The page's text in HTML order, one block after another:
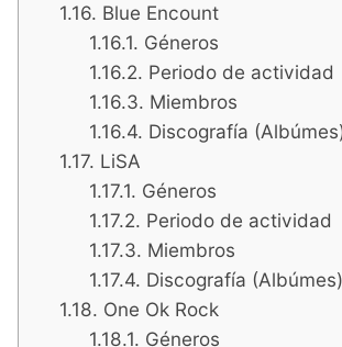
Blue Encount
Géneros
Periodo de actividad
Miembros
Discografía
LiSA
Géneros
Periodo de actividad
Miembros
Discografía (Albúmes)
One Ok Rock
Géneros